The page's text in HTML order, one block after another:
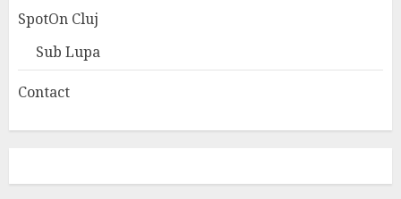
SpotOn Cluj
Sub Lupa
Contact